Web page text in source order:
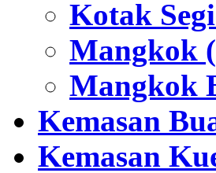
Kotak
Mangkok
Mangkok
Kemasan
Kemasan